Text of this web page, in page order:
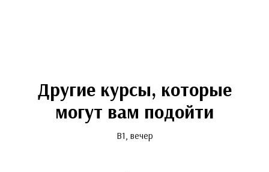
Другие курсы, которые
могут вам подойти
B1, вечер